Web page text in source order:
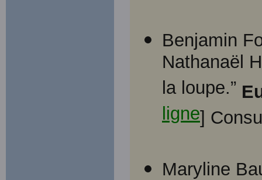
Benjamin
Nathanaël
la loupe.”
ligne]
Maryline